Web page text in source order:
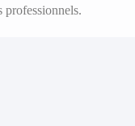
professionnels.